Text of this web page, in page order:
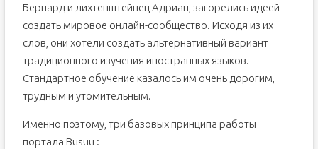
Бернард и лихтенштейнец Адриан, загорелись идеей
создать мировое онлайн-сообщество. Исходя из их
слов, они хотели создать альтернативный вариант
традиционного изучения иностранных языков.
Стандартное обучение казалось им очень дорогим,
трудным и утомительным.
Именно поэтому, три базовых принципа работы
портала Busuu :